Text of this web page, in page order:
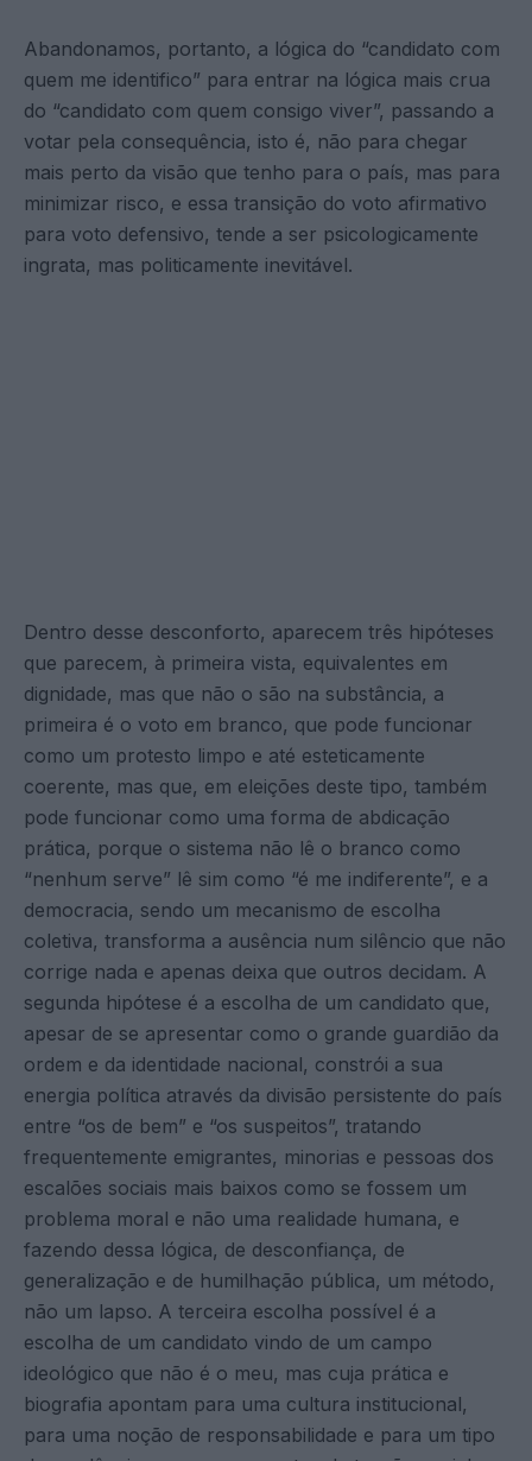
Abandonamos, portanto, a lógica do “candidato com
quem me identifico” para entrar na lógica mais crua
do “candidato com quem consigo viver”, passando a
votar pela consequência, isto é, não para chegar
mais perto da visão que tenho para o país, mas para
minimizar risco, e essa transição do voto afirmativo
para voto defensivo, tende a ser psicologicamente
ingrata, mas politicamente inevitável.
Dentro desse desconforto, aparecem três hipóteses
que parecem, à primeira vista, equivalentes em
dignidade, mas que não o são na substância, a
primeira é o voto em branco, que pode funcionar
como um protesto limpo e até esteticamente
coerente, mas que, em eleições deste tipo, também
pode funcionar como uma forma de abdicação
prática, porque o sistema não lê o branco como
“nenhum serve” lê sim como “é me indiferente”, e a
democracia, sendo um mecanismo de escolha
coletiva, transforma a ausência num silêncio que não
corrige nada e apenas deixa que outros decidam. A
segunda hipótese é a escolha de um candidato que,
apesar de se apresentar como o grande guardião da
ordem e da identidade nacional, constrói a sua
energia política através da divisão persistente do país
entre “os de bem” e “os suspeitos”, tratando
frequentemente emigrantes, minorias e pessoas dos
escalões sociais mais baixos como se fossem um
problema moral e não uma realidade humana, e
fazendo dessa lógica, de desconfiança, de
generalização e de humilhação pública, um método,
não um lapso. A terceira escolha possível é a
escolha de um candidato vindo de um campo
ideológico que não é o meu, mas cuja prática e
biografia apontam para uma cultura institucional,
para uma noção de responsabilidade e para um tipo